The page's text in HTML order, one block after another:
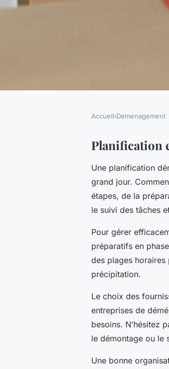
Ultime pour
Sans Stress :
Accueil›Demenagement
Planification
Une planification
grand jour.
étapes, de la
le suivi des tâches
Pour gérer
préparatifs en
des plages
précipitation.
Le choix des
entreprises de
besoins. N’hésitez
le démontage ou le
Une bonne